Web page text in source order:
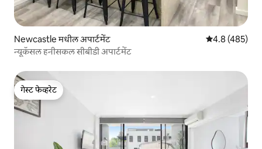
Newcastle मधील अपार्टमेंट 5 पैकी 4.8
4.8 (485)
न्यूकॅसल हनीसकल सीबीडी अपार्टमेंट
गेस्ट फेव्हरेट
गेस्ट फेव्हरेट